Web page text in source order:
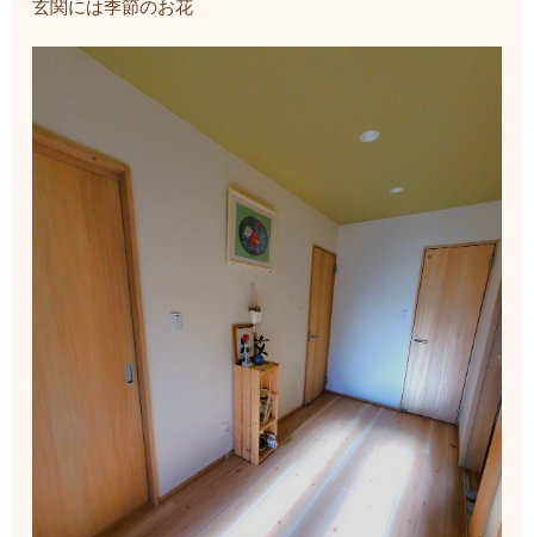
玄関には季節のお花